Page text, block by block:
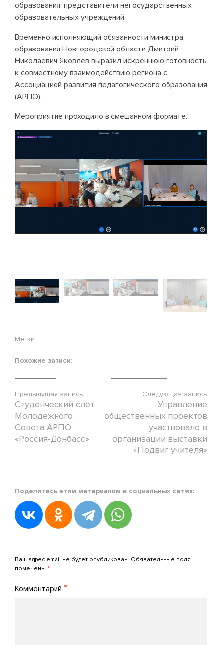
образования, представители негосударственных
образовательных учреждений.
Временно исполняющий обязанности министра
образования Новгородской области Дмитрий
Николаевич Яковлев выразил искреннюю готовность
к совместному взаимодействию региона с
Ассоциацией развития педагогического образования
(АРПО).
Мероприятие проходило в смешанном формате.
Метки:
Похожие записи:
Предыдущая запись
Студенческий слет
Молодежного
Совета АРПО
«Россия-Донбасс»
Следующая запись
Управление
общественных проектов
участвовало в
организации выставки
«Подвиг учителя»
in
Новости
АРПО
Posted
by
Поделитесь этим материалом в социальных сетях:
Ваш адрес email не будет опубликован. Обязательные поля
помечены *
Комментарий *